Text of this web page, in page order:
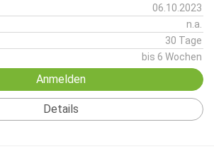
06.10.2023
n.a.
30 Tage
bis 6 Wochen
Anmelden
Details